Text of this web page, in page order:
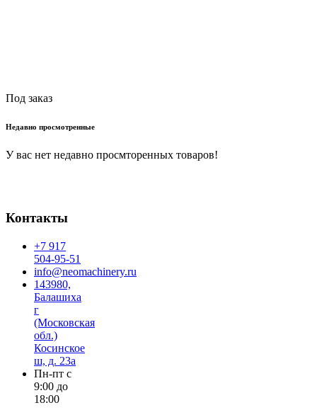
Под заказ
Недавно просмотренные
У вас нет недавно просмторенных товаров!
Контакты
+7 917
504-95-51
info@neomachinery.ru
143980,
Балашиха
г
(Московская
обл.)
Косинское
ш, д. 23а
Пн-пт с
9:00 до
18:00